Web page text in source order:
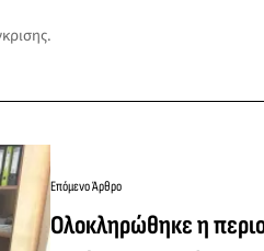
Επόμενο Άρθρο
Ολοκληρώθηκε η